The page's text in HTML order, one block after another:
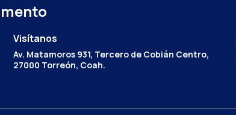
Visítanos
Av. Matamoros 931, Tercero de Cobián Centro,
27000 Torreón, Coah.